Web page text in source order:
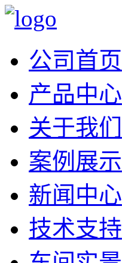
公司首页
产品中心
关于我们
案例展示
新闻中心
技术支持